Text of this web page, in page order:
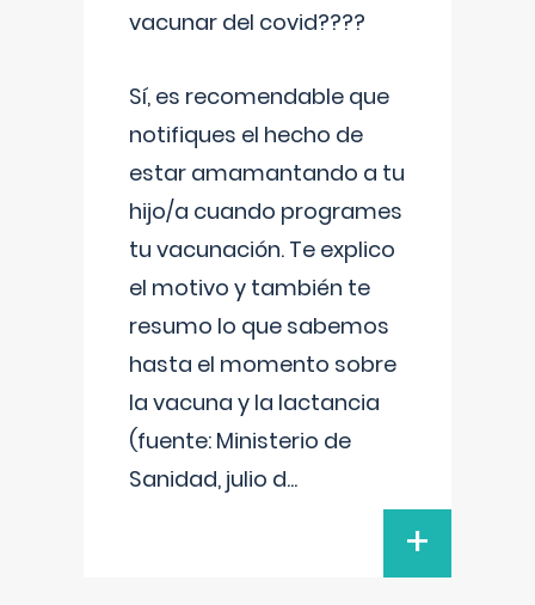
vacunar del covid????
Sí, es recomendable que
notifiques el hecho de
estar amamantando a tu
hijo/a cuando programes
tu vacunación. Te explico
el motivo y también te
resumo lo que sabemos
hasta el momento sobre
la vacuna y la lactancia
(fuente: Ministerio de
Sanidad, julio d...
+